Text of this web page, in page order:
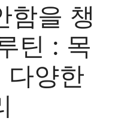
함을 챙
틴 : 목
다양한